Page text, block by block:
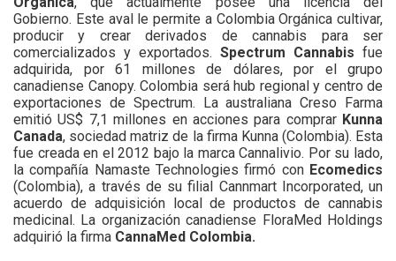
Gobierno. Este aval le permite a Colombia Orgánica cultivar,
producir y crear derivados de cannabis para ser
comercializados y exportados. Spectrum Cannabis fue
adquirida, por 61 millones de dólares, por el grupo
canadiense Canopy. Colombia será hub regional y centro de
exportaciones de Spectrum. La australiana Creso Farma
emitió US$ 7,1 millones en acciones para comprar Kunna
Canada, sociedad matriz de la firma Kunna (Colombia). Esta
fue creada en el 2012 bajo la marca Cannalivio. Por su lado,
la compañía Namaste Technologies firmó con Ecomedics
(Colombia), a través de su filial Cannmart Incorporated, un
acuerdo de adquisición local de productos de cannabis
medicinal. La organización canadiense FloraMed Holdings
adquirió la firma CannaMed Colombia.